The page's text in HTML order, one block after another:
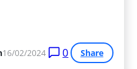
16/02/2024 0 Share